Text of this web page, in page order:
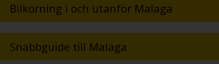
Bilkörning i och utanför Malaga
Snabbguide till Malaga